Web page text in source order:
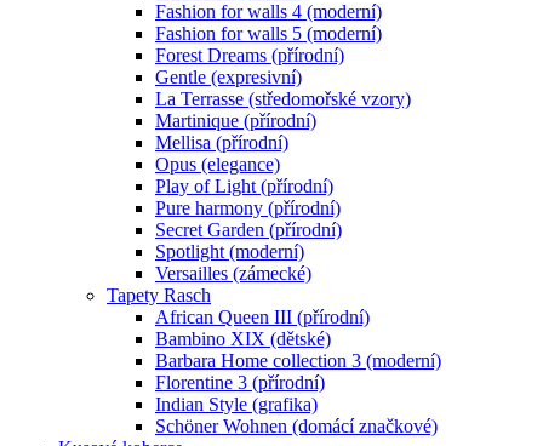
Fashion for walls 4 (moderní)
Fashion for walls 5 (moderní)
Forest Dreams (přírodní)
Gentle (expresivní)
La Terrasse (středomořské vzory)
Martinique (přírodní)
Mellisa (přírodní)
Opus (elegance)
Play of Light (přírodní)
Pure harmony (přírodní)
Secret Garden (přírodní)
Spotlight (moderní)
Versailles (zámecké)
Tapety Rasch
African Queen III (přírodní)
Bambino XIX (dětské)
Barbara Home collection 3 (moderní)
Florentine 3 (přírodní)
Indian Style (grafika)
Schöner Wohnen (domácí značkové)